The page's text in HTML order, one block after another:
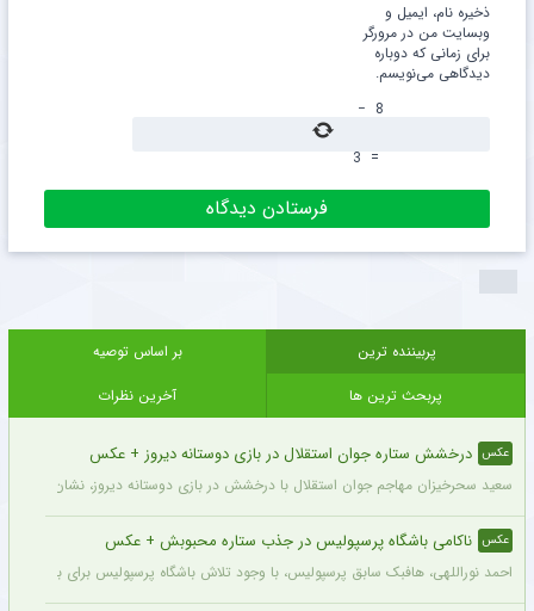
ذخیره نام، ایمیل و
وبسایت من در مرورگر
برای زمانی که دوباره
دیدگاهی می‌نویسم.
8
−
=
3
پربیننده ترین
بر اساس توصیه
پربحث ترین ها
آخرین نظرات
عکس درخشش ستاره جوان استقلال در بازی دوستانه دیروز + عکس
سعید سحرخیزان مهاجم جوان استقلال با درخشش در بازی دوستانه دیروز، نشان داد
عکس ناکامی باشگاه پرسپولیس در جذب ستاره محبوبش + عکس
احمد نوراللهی، هافبک سابق پرسپولیس، با وجود تلاش باشگاه پرسپولیس برای بازگشت